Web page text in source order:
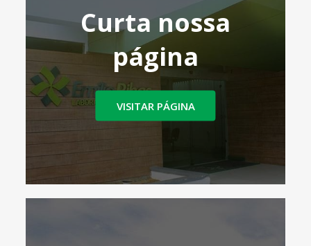
Curta nossa
página
VISITAR PÁGINA